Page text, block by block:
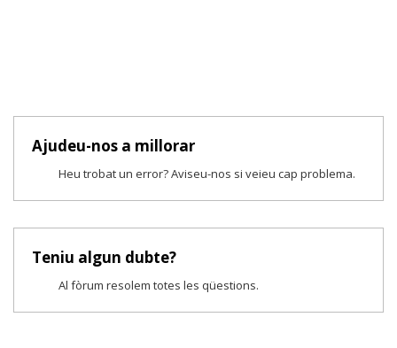
Ajudeu-nos a millorar
Heu trobat un error? Aviseu-nos si veieu cap problema.
Teniu algun dubte?
Al fòrum resolem totes les qüestions.